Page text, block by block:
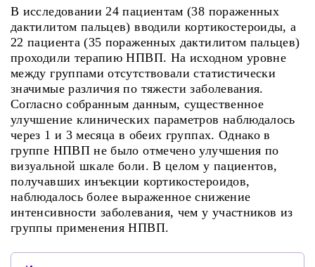
В исследовании 24 пациентам (38 пораженных
дактилитом пальцев) вводили кортикостероиды, а
22 пациента (35 пораженных дактилитом пальцев)
проходили терапию НПВП. На исходном уровне
между группами отсутствовали статистически
значимые различия по тяжести заболевания.
Согласно собранным данным, существенное
улучшение клинических параметров наблюдалось
через 1 и 3 месяца в обеих группах. Однако в
группе НПВП не было отмечено улучшения по
визуальной шкале боли. В целом у пациентов,
получавших инъекции кортикостероидов,
наблюдалось более выраженное снижение
интенсивности заболевания, чем у участников из
группы применения НПВП.